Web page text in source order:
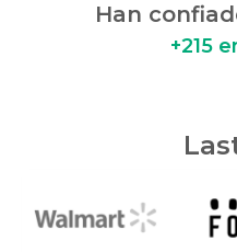
Han
+215